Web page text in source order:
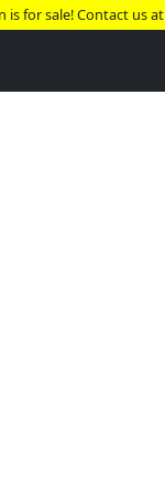
is for sale! Contact us at